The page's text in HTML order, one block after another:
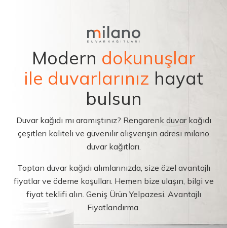
Modern dokunuşlar
ile duvarlarınız hayat
bulsun
Duvar kağıdı mı aramıştınız? Rengarenk duvar kağıdı
çeşitleri kaliteli ve güvenilir alışverişin adresi milano
duvar kağıtları.
Toptan duvar kağıdı alımlarınızda, size özel avantajlı
fiyatlar ve ödeme koşulları. Hemen bize ulaşın, bilgi ve
fiyat teklifi alın. Geniş Ürün Yelpazesi. Avantajlı
Fiyatlandırma.